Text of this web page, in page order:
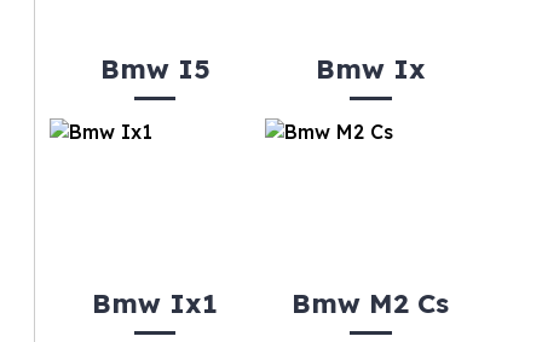
Bmw I5 Bmw Ix
Bmw Ix1 Bmw M2 Cs